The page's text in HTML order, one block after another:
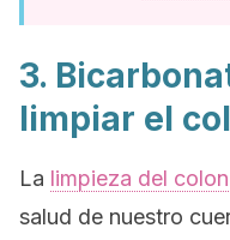
3.
limpiar el
La limpieza del colon
salud de nuestro